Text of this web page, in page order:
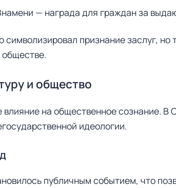
— награда для граждан за
символизировал признание заслуг,
обществе.
и общество
влияние на общественное сознание.
идеологии.
публичным событием, что